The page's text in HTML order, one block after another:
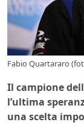
Fabio Quartararo
Il campione
l’ultima
una scelta